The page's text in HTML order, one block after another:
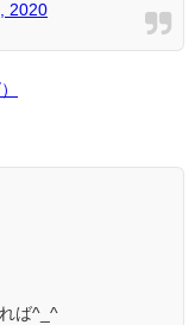
2020
ば^_^